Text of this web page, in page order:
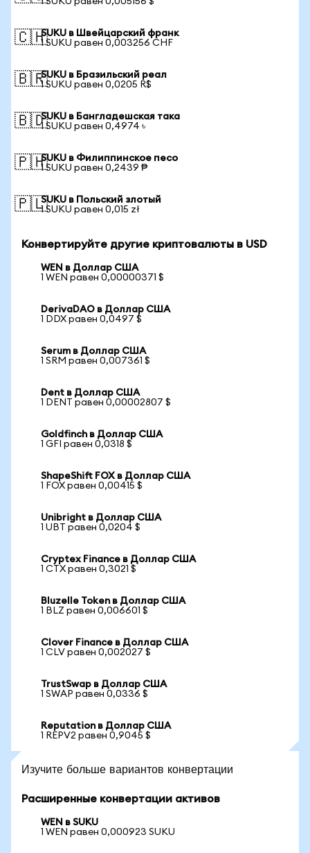
🇨🇭SUKU в Швейцарский франк
1 SUKU равен 0,003256 CHF
🇧🇷SUKU в Бразильский реал
1 SUKU равен 0,0205 R$
🇧🇩SUKU в Бангладешская така
1 SUKU равен 0,4974 ৳
🇵🇭SUKU в Филиппинское песо
1 SUKU равен 0,2439 ₱
🇵🇱SUKU в Польский злотый
1 SUKU равен 0,015 zł
Конвертируйте другие криптовалюты в USD
WEN в Доллар США
1 WEN равен 0,00000371 $
DerivaDAO в Доллар США
1 DDX равен 0,0497 $
Serum в Доллар США
1 SRM равен 0,007361 $
Dent в Доллар США
1 DENT равен 0,00002807 $
Goldfinch в Доллар США
1 GFI равен 0,0318 $
ShapeShift FOX в Доллар США
1 FOX равен 0,00415 $
Unibright в Доллар США
1 UBT равен 0,0204 $
Cryptex Finance в Доллар США
1 CTX равен 0,3021 $
Bluzelle Token в Доллар США
1 BLZ равен 0,006601 $
Clover Finance в Доллар США
1 CLV равен 0,002027 $
TrustSwap в Доллар США
1 SWAP равен 0,0336 $
Reputation в Доллар США
1 REPV2 равен 0,9045 $
Изучите больше вариантов конвертации
Расширенные конвертации активов
WEN в SUKU
1 WEN равен 0,000923 SUKU